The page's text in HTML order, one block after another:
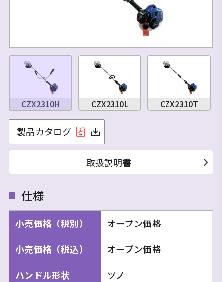
CZX2310H CZX2310L CZX2310T
製品カタログ
取扱説明書
仕様
小売価格（税別）
オープン価格
小売価格（税込）
オープン価格
ハンドル形状
ツノ